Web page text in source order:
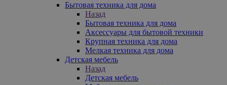
Бытовая техника для дома
Назад
Бытовая техника для дома
Аксессуары для бытовой техники
Крупная техника для дома
Мелкая техника для дома
Детская мебель
Назад
Детская мебель